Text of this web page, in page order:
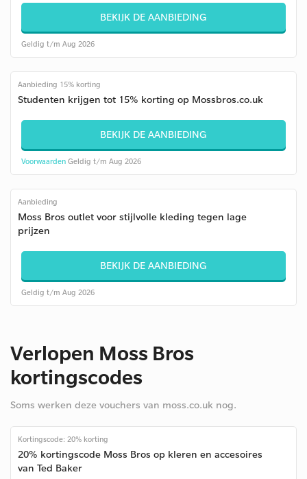
BEKIJK DE AANBIEDING
Geldig t/m Aug 2026
Aanbieding 15% korting
Studenten krijgen tot 15% korting op Mossbros.co.uk
BEKIJK DE AANBIEDING
Voorwaarden Geldig t/m Aug 2026
Aanbieding
Moss Bros outlet voor stijlvolle kleding tegen lage
prijzen
BEKIJK DE AANBIEDING
Geldig t/m Aug 2026
Verlopen Moss Bros
kortingscodes
Soms werken deze vouchers van moss.co.uk nog.
Kortingscode: 20% korting
20% kortingscode Moss Bros op kleren en accesoires
van Ted Baker